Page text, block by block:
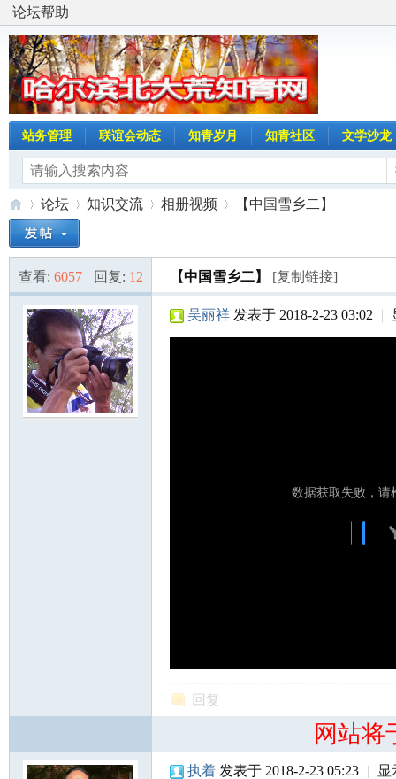
论坛帮助
站务管理 联谊会动态 知青岁月 知青社区 文学沙龙
哈»
论坛
›
知识交流 相册视频
›
【中国雪乡二】
查看: 6057 | 回复: 12 【中国雪乡二】 [复制链接]
吴丽祥 发表于 2018-2-23 03:02 |
回复
网站将
执着 发表于 2018-2-23 05:23 | 显